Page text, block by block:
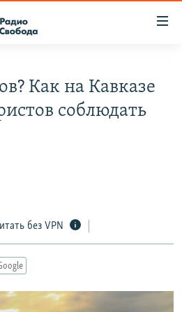
Как на Кавказе
соблюдать
без VPN